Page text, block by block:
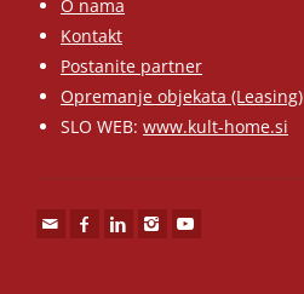
O nama
Kontakt
Postanite partner
Opremanje objekata (Leasing)
SLO WEB: www.kult-home.si